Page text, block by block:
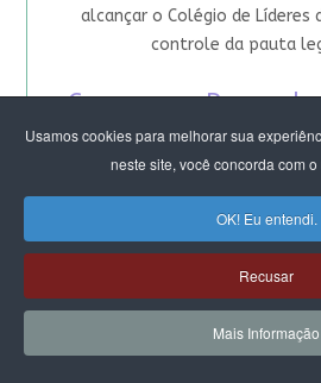
Usamos cookies para melhorar sua
neste site, você concorda com
OK! Eu entendi.
Recusar
Mais Informação
alcançar o Colégio de Líderes
controle da pauta
Congresso: Por
bancadas
Pauta da “retidão moral” sob
aglutina 40% dos
igrejas fundamentalistas,
terreno de devastação da
com a política. Mas há
submissão como